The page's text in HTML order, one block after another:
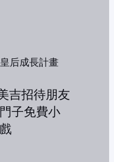
皇后成長計畫